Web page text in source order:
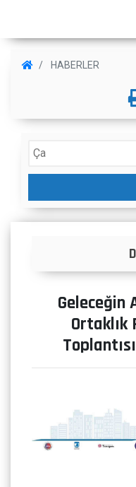
HABERLER
Duyurular
Geleceğin
Ortaklık